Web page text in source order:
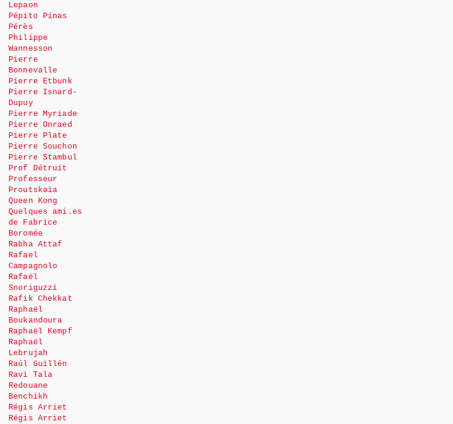
Lepaon
Pépito Pinas
Pérès
Philippe
Wannesson
Pierre
Bonnevalle
Pierre Etbunk
Pierre Isnard-
Dupuy
Pierre Myriade
Pierre Onraed
Pierre Plate
Pierre Souchon
Pierre Stambul
Prof Détruit
Professeur
Proutskaïa
Queen Kong
Quelques ami.es
de Fabrice
Boromée
Rabha Attaf
Rafael
Campagnolo
Rafaël
Snoriguzzi
Rafik Chekkat
Raphaël
Boukandoura
Raphaël Kempf
Raphaël
Lebrujah
Raúl Guillén
Ravi Tala
Redouane
Benchikh
Régis Arriet
Régis Arriet